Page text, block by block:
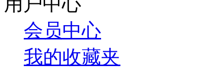
会员中心
我的收藏夹